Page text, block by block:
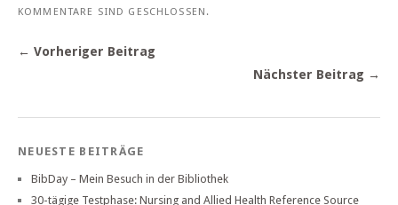
KOMMENTARE SIND GESCHLOSSEN.
← Vorheriger Beitrag
Nächster Beitrag →
NEUESTE BEITRÄGE
BibDay – Mein Besuch in der Bibliothek
30-tägige Testphase: Nursing and Allied Health Reference Source